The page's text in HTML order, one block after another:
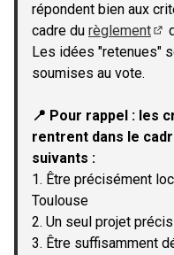
répondent bien aux
cadre du règlement
Les idées "retenues"
soumises au vote.
📍 Pour rappel : les
rentrent dans le
suivants :
1. Être précisément
Toulouse
2. Un seul projet
3. Être suffisamment